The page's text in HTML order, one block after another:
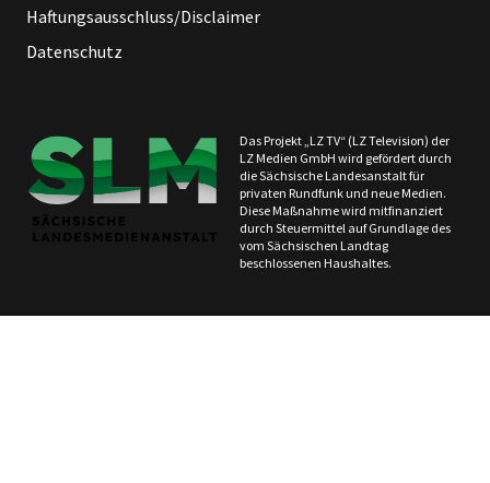
Haftungsausschluss/Disclaimer
Datenschutz
Das Projekt „LZ TV“ (LZ Television) der
LZ Medien GmbH wird gefördert durch
die Sächsische Landesanstalt für
privaten Rundfunk und neue Medien.
Diese Maßnahme wird mitfinanziert
durch Steuermittel auf Grundlage des
vom Sächsischen Landtag
beschlossenen Haushaltes.